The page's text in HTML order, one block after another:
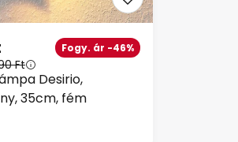
Desirio,
35cm, fém
Fogy. ár -46%
Ft